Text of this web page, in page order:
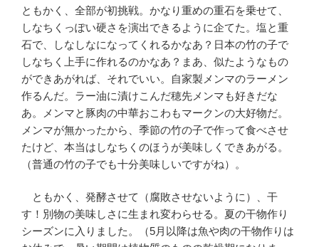
ともかく、全部が初挑戦。かなり重めの重石を乗せて、
しなちくっぽい硬さを演出できるように企てた。塩と重
石で、しなしなになってくれるかなあ？日本の竹の子で
しなちく上手に作れるのかなあ？まあ、似たようなもの
ができあがれば、それでいい。自家製メンマのラーメン
作るんだ。ラー油に漬けこんだ穂先メンマも好きだな
あ。メンマと豚肉の中華おこわもマークンの大好物だ。
メンマが無かったから、季節の竹の子で作って食べさせ
たけど、本当はしなちくのほうが美味しくできあがる。
（普通の竹の子でも十分美味しいですがね）。
ともかく、発酵させて（腐敗させないように）、干
す！別物の美味しさに生まれ変わらせる。夏の干物作り
シーズンに入りました。（5月以降は魚や肉の干物作りは